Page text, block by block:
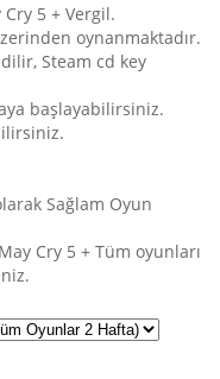
5 + Vergil.
oynanmaktadır.
Steam cd key
başlayabilirsiniz.
Sağlam Oyun
Cry 5 + Tüm oyunları